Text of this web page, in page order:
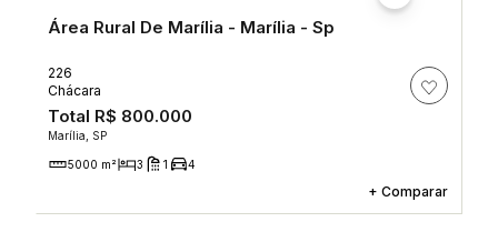
Política de Cookies
Área Rural De Marília - Marília - Sp
226
Chácara
Total R$ 800.000
Marília, SP
5000 m² 3 1 4
+ Comparar